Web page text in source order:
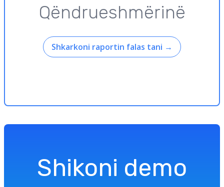
Qëndrueshmërinë
Shkarkoni raportin falas tani →
Shikoni demo